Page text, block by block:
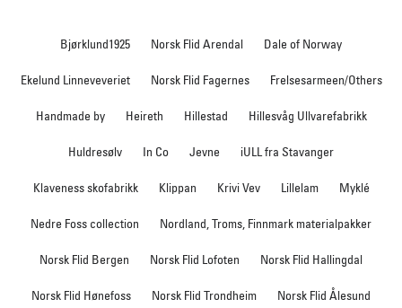
Bjørklund1925 Norsk Flid Arendal Dale of Norway
Ekelund Linneveveriet Norsk Flid Fagernes Frelsesarmeen/Others
Handmade by Heireth Hillestad Hillesvåg Ullvarefabrikk
Huldresølv In Co Jevne iULL fra Stavanger
Klaveness skofabrikk Klippan Krivi Vev Lillelam Myklé
Nedre Foss collection Nordland, Troms, Finnmark materialpakker
Norsk Flid Bergen Norsk Flid Lofoten Norsk Flid Hallingdal
Norsk Flid Hønefoss Norsk Flid Trondheim Norsk Flid Ålesund